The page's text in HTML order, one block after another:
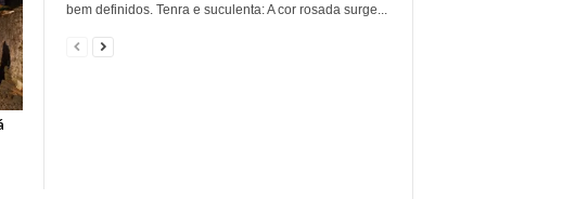
bem definidos. Tenra e suculenta: A cor rosada surge...